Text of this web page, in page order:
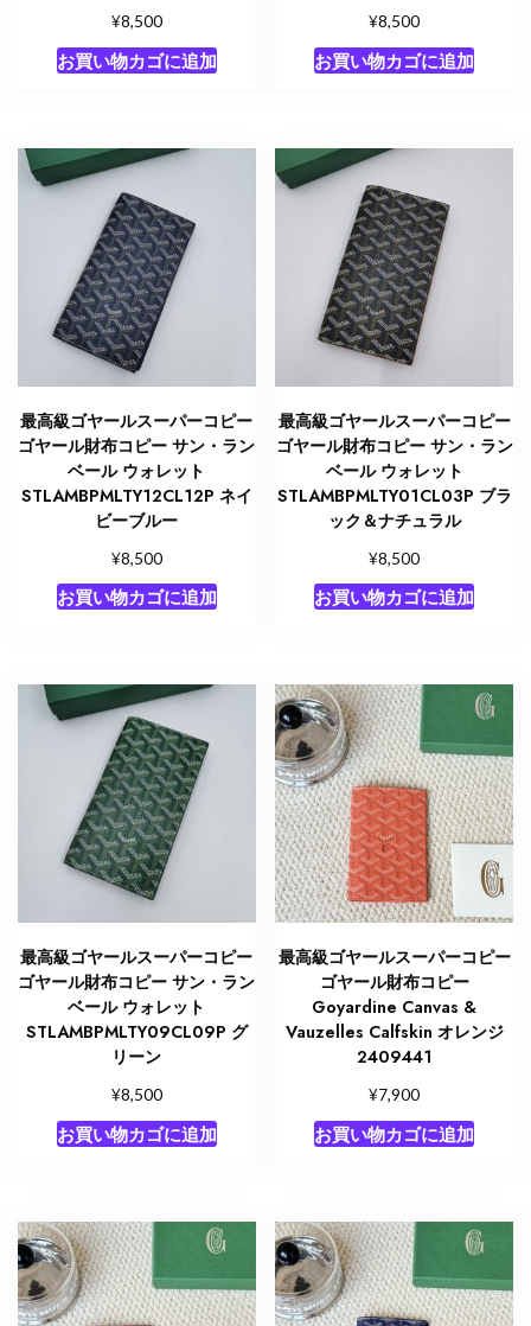
¥8,500
お買い物カゴに追加
¥8,500
お買い物カゴに追加
最高級ゴヤールスーパーコピー
ゴヤール財布コピー サン・ラン
ベール ウォレット
STLAMBPMLTY12CL12P ネイ
ビーブルー
¥8,500
お買い物カゴに追加
最高級ゴヤールスーパーコピー
ゴヤール財布コピー サン・ラン
ベール ウォレット
STLAMBPMLTY01CL03P ブラ
ック＆ナチュラル
¥8,500
お買い物カゴに追加
最高級ゴヤールスーパーコピー
ゴヤール財布コピー サン・ラン
ベール ウォレット
STLAMBPMLTY09CL09P グ
リーン
¥8,500
お買い物カゴに追加
最高級ゴヤールスーパーコピー
ゴヤール財布コピー
Goyardine Canvas &
Vauzelles Calfskin オレンジ
2409441
¥7,900
お買い物カゴに追加